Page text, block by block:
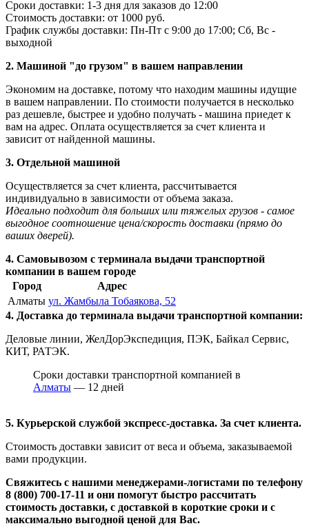
Сроки доставки: 1-3 дня для заказов до 12:00
Стоимость доставки: от 1000 руб.
График службы доставки: Пн-Пт с 9:00 до 17:00; Сб, Вс -
выходной
2. Машиной "до грузом" в вашем направлении
Экономим на доставке, потому что находим машины идущие
в вашем направлении. По стоимости получается в несколько
раз дешевле, быстрее и удобно получать - машина приедет к
вам на адрес. Оплата осуществляется за счет клиента и
зависит от найденной машины.
3. Отдельной машиной
Осуществляется за счет клиента, рассчитывается
индивидуально в зависимости от объема заказа.
Идеально подходит для больших или тяжелых грузов - самое
выгодное соотношение цена/скорость доставки (прямо до
ваших дверей).
4. Самовывозом с терминала выдачи транспортной
компании в вашем городе
Город
Адрес
Алматы ул. Жамбыла Тобаякова, 52
4. Доставка до терминала выдачи транспортной компании:
Деловые линии, ЖелДорЭкспедиция, ПЭК, Байкал Сервис,
КИТ, РАТЭК.
Сроки доставки транспортной компанией в
Алматы — 12 дней
5. Курьерской службой экспресс-доставка. За счет клиента.
Стоимость доставки зависит от веса и объема, заказываемой
вами продукции.
Свяжитесь с нашими менеджерами-логистами по телефону
8 (800) 700-17-11 и они помогут быстро рассчитать
стоимость доставки, с доставкой в короткие сроки и с
максимально выгодной ценой для Вас.